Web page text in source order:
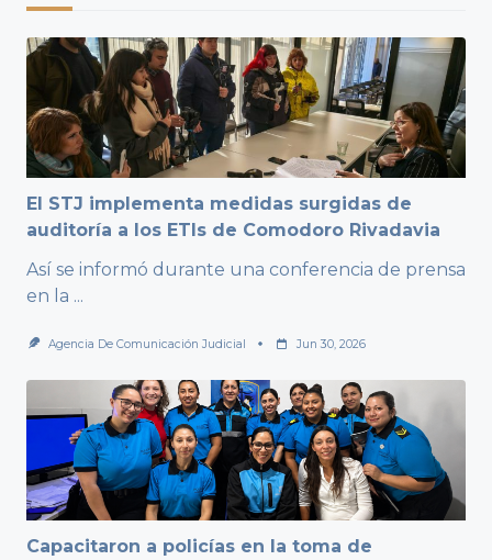
El STJ implementa medidas surgidas de
auditoría a los ETIs de Comodoro Rivadavia
Así se informó durante una conferencia de prensa
en la ...
Agencia De Comunicación Judicial Jun 30, 2026
Capacitaron a policías en la toma de